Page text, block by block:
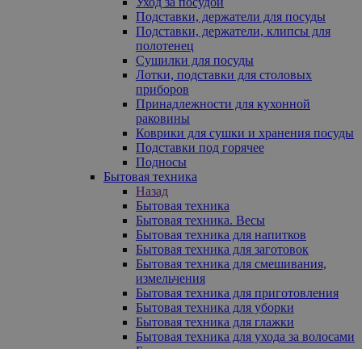
Подставки, держатели для посуды
Подставки, держатели, клипсы для
полотенец
Сушилки для посуды
Лотки, подставки для столовых
приборов
Принадлежности для кухонной
раковины
Коврики для сушки и хранения посуды
Подставки под горячее
Подносы
Бытовая техника
Назад
Бытовая техника
Бытовая техника. Весы
Бытовая техника для напитков
Бытовая техника для заготовок
Бытовая техника для смешивания,
измельчения
Бытовая техника для приготовления
Бытовая техника для уборки
Бытовая техника для глажки
Бытовая техника для ухода за волосами